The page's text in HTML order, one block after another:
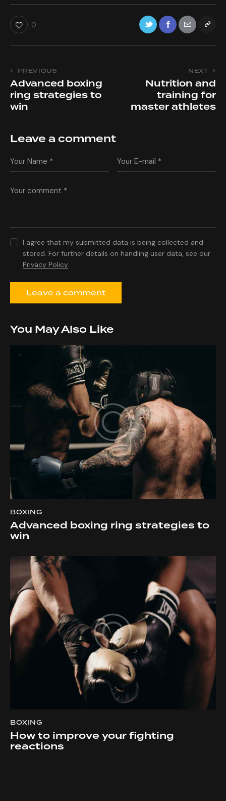
0
Post
navigation
PREVIOUS
Advanced boxing
ring strategies to
win
NEXT
Nutrition and
training for
master athletes
Leave a comment
I agree that my submitted data is being collected and
stored. For further details on handling user data, see our
Privacy Policy.
You May Also Like
BOXING
Advanced boxing ring strategies to
win
BOXING
How to improve your fighting
reactions